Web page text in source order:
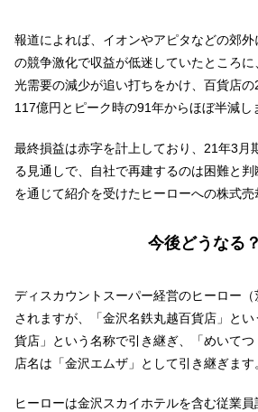
報道によれば、イオンやアピタなどの郊外
の競争激化で収益が低迷していたところ
光需要の減少が追い打ちをかけ、百貨店
117億円とピーク時の91年からほぼ半減し
最終損益は赤字を計上しており、21年3月
る見通しで、自社で再建するのは困難と
を通じて紹介を受けたヒーローへの株式売
今後どうなる？
ディスカウントスーパー経営のヒーロー
されますが、「金沢名鉄丸越百貨店」と
貨店」という名称で引き継ぎ、「めいて
店名は「金沢エムザ」として引き継ぎます
ヒーローは金沢スカイホテルを含む従業